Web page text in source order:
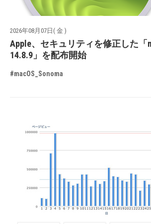
2026年08月07日( 金 )
Apple、セキュリティを修正した「
14.8.9」を配布開始
#macOS_Sonoma